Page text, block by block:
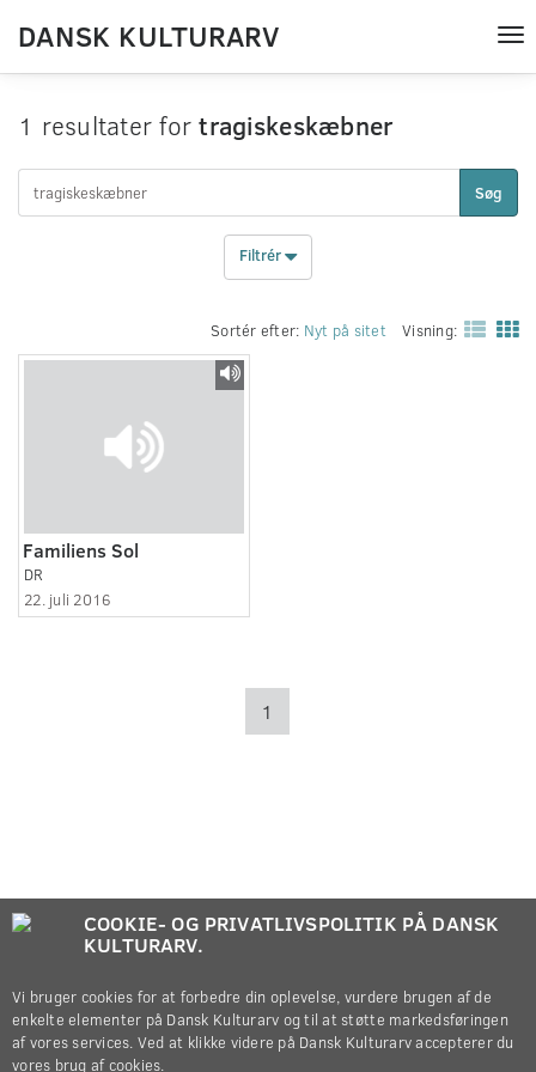
DANSK KULTURARV
1 resultater fortragiskeskæbner
Søg
Filtrér
Sortér efter: Nyt på sitet Visning:
Familiens Sol
DR
22. juli 2016
1
COOKIE- OG PRIVATLIVSPOLITIK PÅ DANSK
KULTURARV.
Vi bruger cookies for at forbedre din oplevelse, vurdere brugen af de
enkelte elementer på Dansk Kulturarv og til at støtte markedsføringen
af vores services. Ved at klikke videre på Dansk Kulturarv accepterer du
vores brug af cookies.